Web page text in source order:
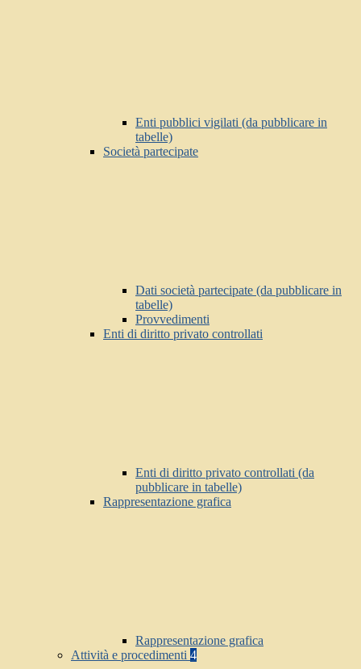
Enti pubblici vigilati (da pubblicare in
tabelle)
Società partecipate
Dati società partecipate (da pubblicare in
tabelle)
Provvedimenti
Enti di diritto privato controllati
Enti di diritto privato controllati (da
pubblicare in tabelle)
Rappresentazione grafica
Rappresentazione grafica
Attività e procedimenti 4